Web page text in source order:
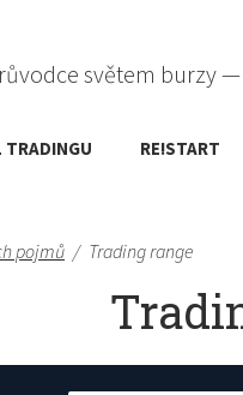
světem burzy
TRADINGU RE!START
pojmů / Trading range